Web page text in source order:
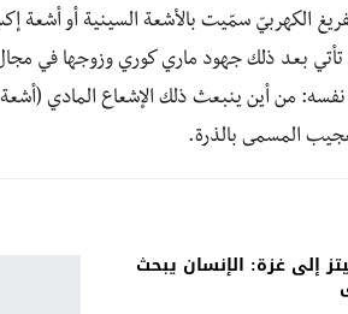
الكهربيّ سمّيت بالأشعة السينية أو أشعة
تأتي بعد ذلك جهود ماري كوري وزوجها في
من أين ينبعث ذلك الإشعاع المادي
المسمى بالذرة.
إلى غزة: الإنسان يبحث